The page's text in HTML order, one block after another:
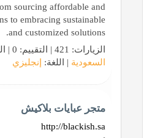
sourcing affordable and
to embracing sustainable
and customized solutions.
الزيارات: 421 | التقييم: 0 | المقيّمين: 0 | الدولة:
السعودية | اللغة: إنجليزي
متجر عبايات بلاكيش
http://blackish.sa